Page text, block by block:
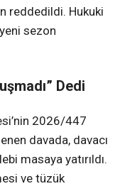
reddedildi. Hukuki
sezon
Dedi
2026/447
davada, davacı
masaya yatırıldı.
ve tüzük